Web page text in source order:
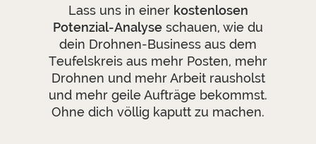
Lass uns in einer kostenlosen
Potenzial-Analyse schauen, wie du
dein Drohnen-Business aus dem
Teufelskreis aus mehr Posten, mehr
Drohnen und mehr Arbeit rausholst
und mehr geile Aufträge bekommst.
Ohne dich völlig kaputt zu machen.